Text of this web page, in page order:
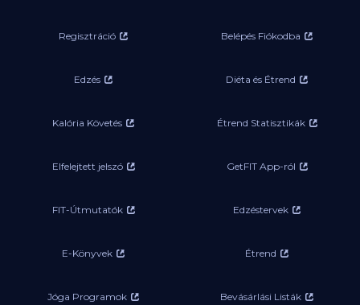
Regisztráció Belépés Fiókodba
Edzés Diéta és Étrend
Kalória Követés Étrend Statisztikák
Elfelejtett jelszó GetFIT App-ról
FIT-Útmutatók Edzéstervek
E-Könyvek Étrend
Jóga Programok Bevásárlási Listák